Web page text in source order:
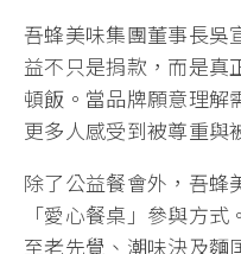
吾蜂美味集團董事長吳
益不只是捐款，而是真
頓飯。當品牌願意理解
更多人感受到被尊重與
除了公益餐會外，吾蜂
「愛心餐桌」參與方
至老先覺、潮味決及麵